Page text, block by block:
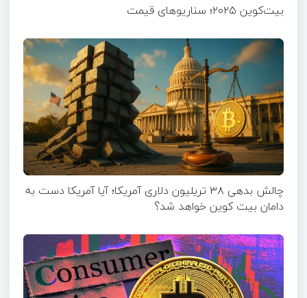
بیت‌کوین ۲۰۲۵؛ سناریوهای قیمت
چالش بدهی ۳۸ تریلیون دلاری آمریکا؛ آیا آمریکا دست به
دامان بیت کوین خواهد شد؟